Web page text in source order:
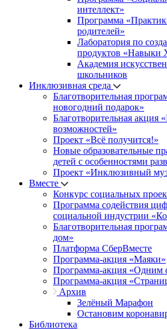
интеллект»
Программа
родителей»
Лаборатория по
продуктов «Навыки
Академия
школьников
Инклюзивная среда
Благотворительная
новогодний подарок»
Благотворительная акция
возможностей»
Проект «Всё получится!»
Новые образовательные
детей с особенностями
Проект «Инклюзивный
Вместе
Конкурс социальных
Программа содействия
социальной индустрии
Благотворительная
дом»
Платформа СберВместе
Программа-акция «Маяки»
Программа-акция «Одним
Программа-акция
Архив
Зелёный Марафон
Остановим
Библиотека